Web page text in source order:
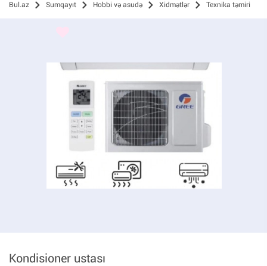
Bul.az Sumqayıt Hobbi və asudə Xidmətlər Texnika təmiri
Kondisioner ustası